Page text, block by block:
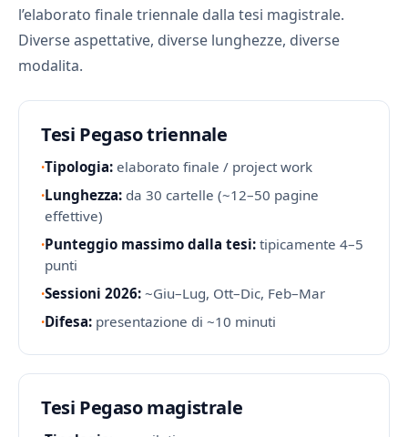
l’elaborato finale triennale dalla tesi magistrale.
Diverse aspettative, diverse lunghezze, diverse
modalita.
Tesi Pegaso triennale
·Tipologia: elaborato finale / project work
·Lunghezza: da 30 cartelle (~12–50 pagine
effettive)
·Punteggio massimo dalla tesi: tipicamente 4–5
punti
·Sessioni 2026: ~Giu–Lug, Ott–Dic, Feb–Mar
·Difesa: presentazione di ~10 minuti
Tesi Pegaso magistrale